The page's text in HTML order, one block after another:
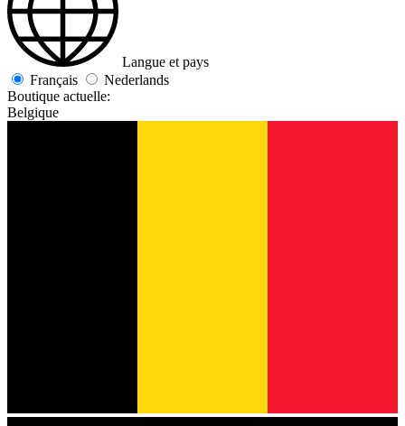
Langue et pays
Français
Nederlands
Boutique actuelle:
Belgique